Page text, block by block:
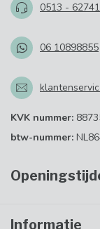
0513 -
06 10898855
KVK nummer:
btw-nummer:
Informatie